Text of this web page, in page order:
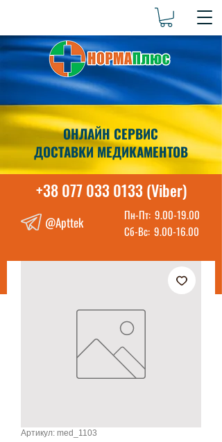
ОНЛАЙН СЕРВИС
ДОСТАВКИ МЕДИКАМЕНТОВ
+38 077 033 0133 (Viber)
@Apttek Пн-Пт: 9.00-19.00
Сб-Вс: 9.00-16.00
Артикул: med_1103